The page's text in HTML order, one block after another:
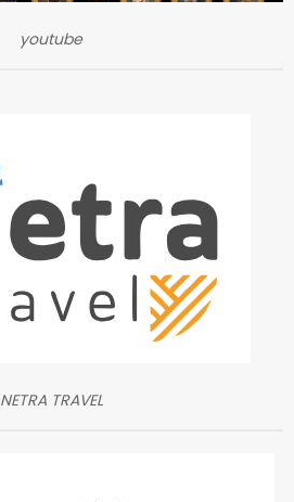
youtube
NETRA TRAVEL